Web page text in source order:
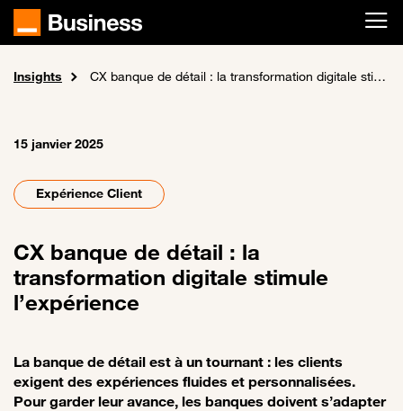
Passer au contenu principal
Accueil
Actualités et événements
Insights CX banque de détail : la transformation digitale stimule l’expérience
15 janvier 2025
Expérience Client
CX banque de détail : la
transformation digitale stimule
l’expérience
La banque de détail est à un tournant : les clients
exigent des expériences fluides et personnalisées.
Pour garder leur avance, les banques doivent s’adapter